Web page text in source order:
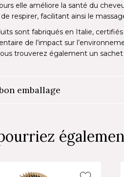
elle améliore la santé du
de respirer, facilitant ainsi le
sont fabriqués en Italie,
de l’impact sur
trouverez également un
emballage